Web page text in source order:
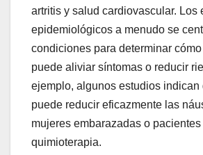
artritis y salud cardiovascular. Los
epidemiológicos a menudo se
condiciones para determinar
puede aliviar síntomas o reducir
ejemplo, algunos estudios indican
puede reducir eficazmente las
mujeres embarazadas o pacientes
quimioterapia.